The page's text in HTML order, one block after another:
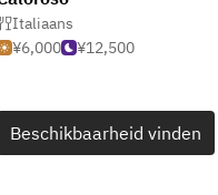
Italiaans
¥6,000
¥12,500
Beschikbaarheid vinden